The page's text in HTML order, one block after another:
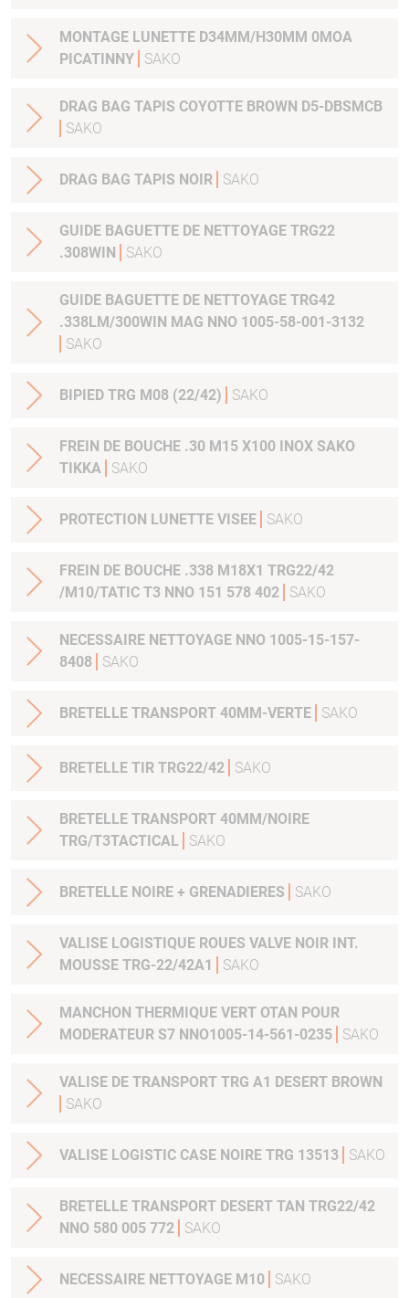
MONTAGE LUNETTE D34MM/H30MM 0MOA
PICATINNY
SAKO
DRAG BAG TAPIS COYOTTE BROWN D5-DBSMCB
SAKO
DRAG BAG TAPIS NOIR SAKO
GUIDE BAGUETTE DE NETTOYAGE TRG22
.308WIN
SAKO
GUIDE BAGUETTE DE NETTOYAGE TRG42
.338LM/300WIN MAG NNO 1005-58-001-3132
SAKO
BIPIED TRG M08 (22/42) SAKO
FREIN DE BOUCHE .30 M15 X100 INOX SAKO
TIKKA
SAKO
PROTECTION LUNETTE VISEE SAKO
FREIN DE BOUCHE .338 M18X1 TRG22/42
/M10/TATIC T3 NNO 151 578 402
SAKO
NECESSAIRE NETTOYAGE NNO 1005-15-157-
8408
SAKO
BRETELLE TRANSPORT 40MM-VERTE SAKO
BRETELLE TIR TRG22/42 SAKO
BRETELLE TRANSPORT 40MM/NOIRE
TRG/T3TACTICAL
SAKO
BRETELLE NOIRE + GRENADIERES SAKO
VALISE LOGISTIQUE ROUES VALVE NOIR INT.
MOUSSE TRG-22/42A1
SAKO
MANCHON THERMIQUE VERT OTAN POUR
MODERATEUR S7 NNO1005-14-561-0235
SAKO
VALISE DE TRANSPORT TRG A1 DESERT BROWN
SAKO
VALISE LOGISTIC CASE NOIRE TRG 13513 SAKO
BRETELLE TRANSPORT DESERT TAN TRG22/42
NNO 580 005 772
SAKO
NECESSAIRE NETTOYAGE M10 SAKO